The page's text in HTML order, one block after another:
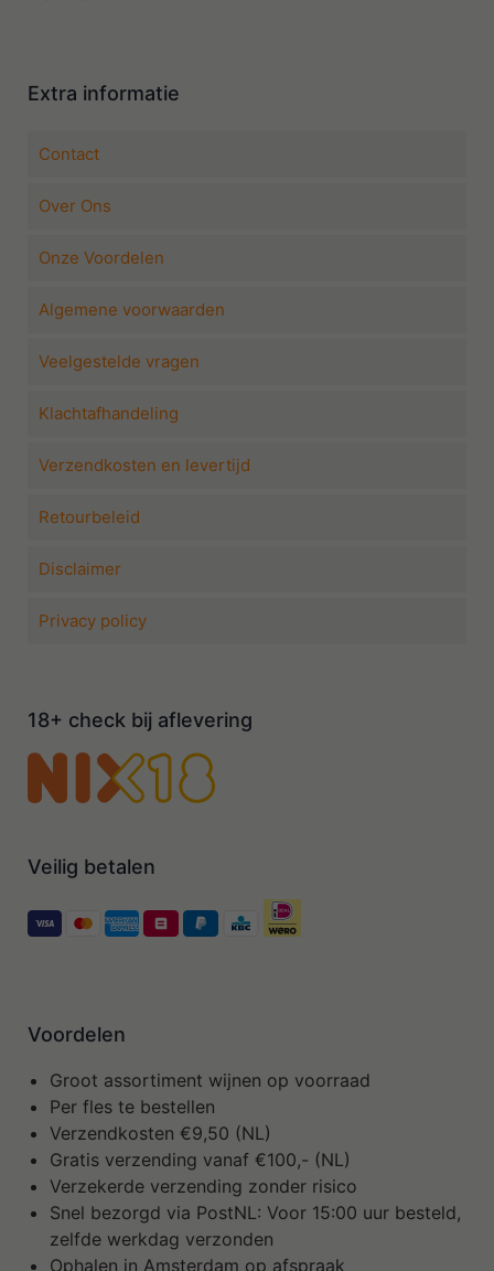
Extra informatie
Contact
Over Ons
Onze Voordelen
Algemene voorwaarden
Veelgestelde vragen
Klachtafhandeling
Verzendkosten en levertijd
Retourbeleid
Disclaimer
Privacy policy
18+ check bij aflevering
Veilig betalen
Voordelen
Groot assortiment wijnen op voorraad
Per fles te bestellen
Verzendkosten €9,50 (NL)
Gratis verzending vanaf €100,- (NL)
Verzekerde verzending zonder risico
Snel bezorgd via PostNL: Voor 15:00 uur besteld,
zelfde werkdag verzonden
Ophalen in Amsterdam op afspraak